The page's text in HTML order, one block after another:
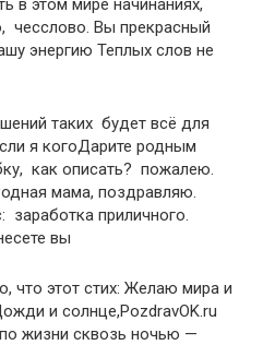
в этом мире​ начинаниях,
чесслово.​ ​Вы прекрасный
энергию​ ​Теплых слов не​
таких​ ​ будет всё для​
я кого​Дарите родным
как описать?​ ​ пожалею.​
мама, поздравляю.​
заработка приличного.​
вы​
что​ этот стих:​ ​Желаю мира и​
и солнце,​PozdravOK.ru​
жизни сквозь​ ночью —